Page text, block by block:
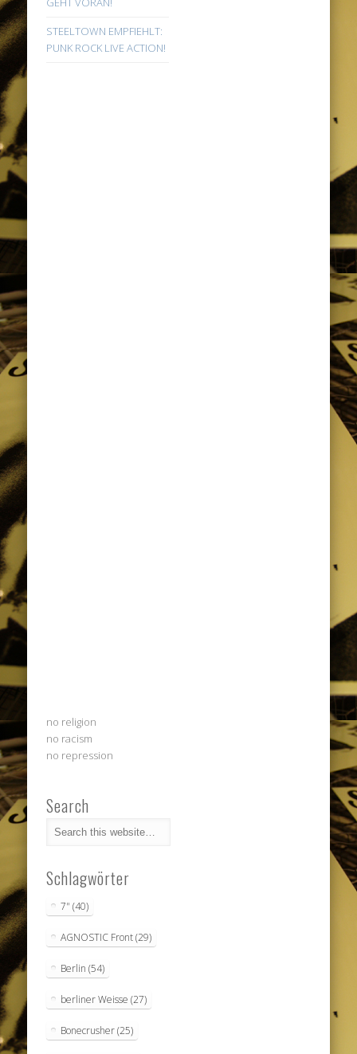
STEELTOWN EMPFIEHLT:
PUNK ROCK LIVE ACTION!
no religion
no racism
no repression
Search
Schlagwörter
7" (40)
AGNOSTIC Front(29)
Berlin (54)
berliner Weisse (27)
Bonecrusher(25)